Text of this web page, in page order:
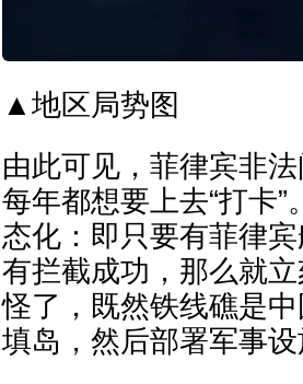
▲地区局势图
由此可见，菲律宾非
每年都想要上去“打卡
态化：即只要有菲律
有拦截成功，那么就
怪了，既然铁线礁是
填岛，然后部署军事